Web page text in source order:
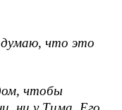
что это
чтобы